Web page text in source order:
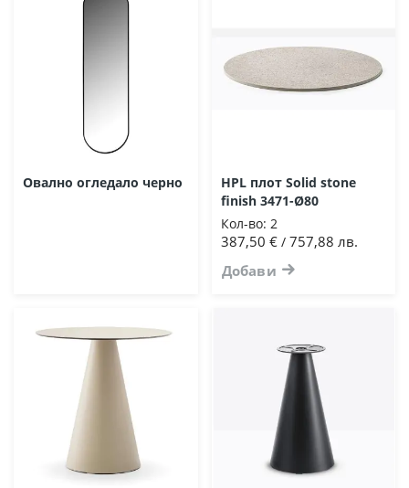
Овално огледало черно
HPL плот Solid stone
finish 3471-Ø80
Кол-во: 2
387,50 €/ 757,88 лв.
Добави